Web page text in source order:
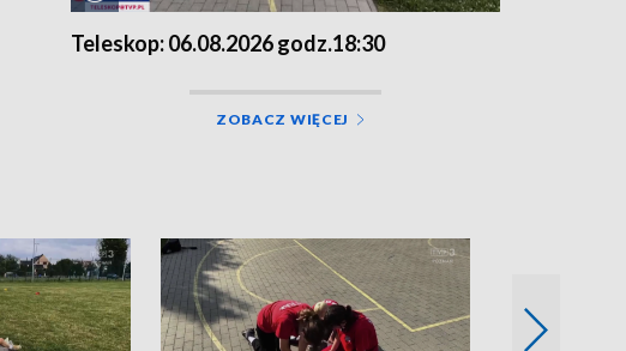
Teleskop: 06.08.2026 godz.18:30
ZOBACZ WIĘCEJ